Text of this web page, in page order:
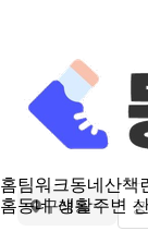
홈팀워크동네산책
홈동네 생활주변
구래동